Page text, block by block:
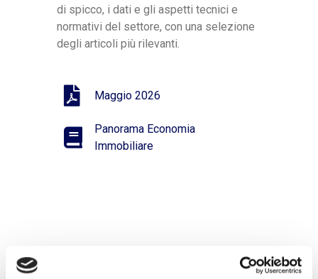
di spicco, i dati e gli aspetti tecnici e
normativi del settore, con una selezione
degli articoli più rilevanti.
Maggio 2026
Panorama Economia
Immobiliare